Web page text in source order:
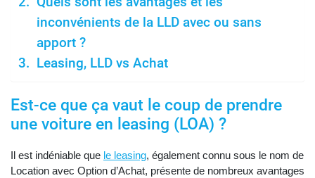
inconvénients de la LLD avec ou sans
apport ?
Leasing, LLD vs Achat
Est-ce que ça vaut le coup de prendre
une voiture en leasing (LOA) ?
Il est indéniable que le leasing, également connu sous le nom de
Location avec Option d’Achat, présente de nombreux avantages